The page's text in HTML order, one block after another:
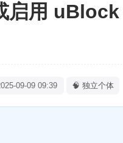
启用
09-09 09:39 🧠 独立个体